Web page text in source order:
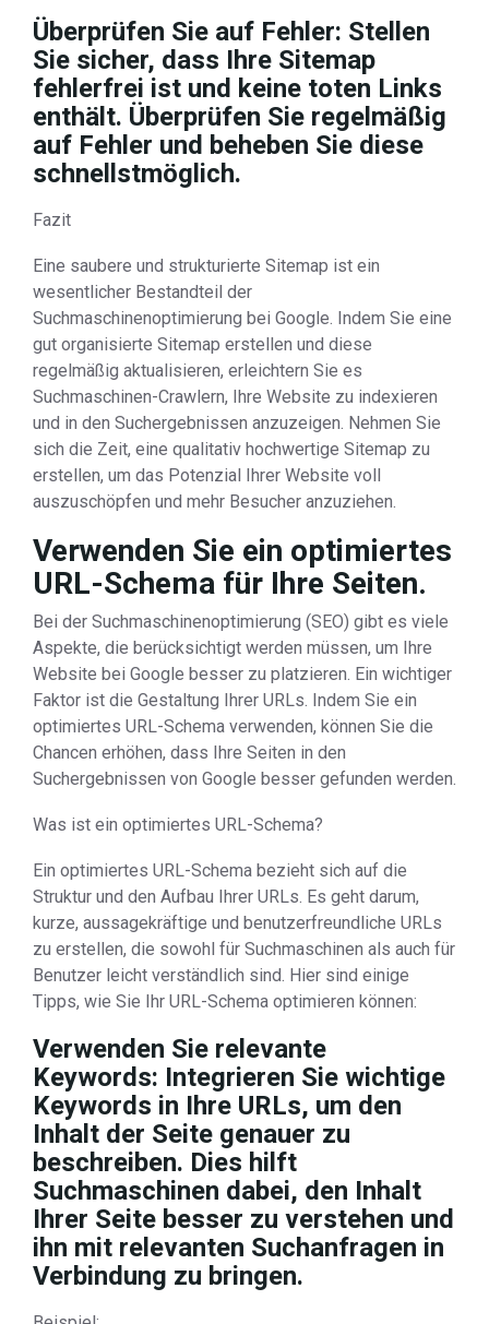
Überprüfen Sie auf Fehler: Stellen
Sie sicher, dass Ihre Sitemap
fehlerfrei ist und keine toten Links
enthält. Überprüfen Sie regelmäßig
auf Fehler und beheben Sie diese
schnellstmöglich.
Fazit
Eine saubere und strukturierte Sitemap ist ein
wesentlicher Bestandteil der
Suchmaschinenoptimierung bei Google. Indem Sie eine
gut organisierte Sitemap erstellen und diese
regelmäßig aktualisieren, erleichtern Sie es
Suchmaschinen-Crawlern, Ihre Website zu indexieren
und in den Suchergebnissen anzuzeigen. Nehmen Sie
sich die Zeit, eine qualitativ hochwertige Sitemap zu
erstellen, um das Potenzial Ihrer Website voll
auszuschöpfen und mehr Besucher anzuziehen.
Verwenden Sie ein optimiertes
URL-Schema für Ihre Seiten.
Bei der Suchmaschinenoptimierung (SEO) gibt es viele
Aspekte, die berücksichtigt werden müssen, um Ihre
Website bei Google besser zu platzieren. Ein wichtiger
Faktor ist die Gestaltung Ihrer URLs. Indem Sie ein
optimiertes URL-Schema verwenden, können Sie die
Chancen erhöhen, dass Ihre Seiten in den
Suchergebnissen von Google besser gefunden werden.
Was ist ein optimiertes URL-Schema?
Ein optimiertes URL-Schema bezieht sich auf die
Struktur und den Aufbau Ihrer URLs. Es geht darum,
kurze, aussagekräftige und benutzerfreundliche URLs
zu erstellen, die sowohl für Suchmaschinen als auch für
Benutzer leicht verständlich sind. Hier sind einige
Tipps, wie Sie Ihr URL-Schema optimieren können:
Verwenden Sie relevante
Keywords: Integrieren Sie wichtige
Keywords in Ihre URLs, um den
Inhalt der Seite genauer zu
beschreiben. Dies hilft
Suchmaschinen dabei, den Inhalt
Ihrer Seite besser zu verstehen und
ihn mit relevanten Suchanfragen in
Verbindung zu bringen.